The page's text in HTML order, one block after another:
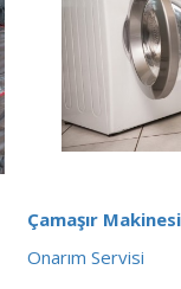
Çamaşır Makinesi
Onarım Servisi